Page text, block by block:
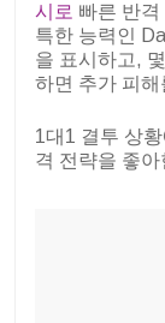
시로 빠른 반
특한 능력인
을 표시하고,
하면 추가 피해
1대1 결투 상
격 전략을 좋